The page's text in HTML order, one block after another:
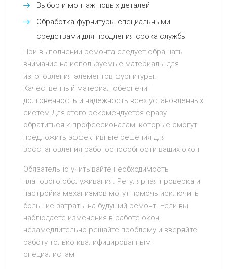
Выбор и монтаж новых деталей
Обработка фурнитуры специальными
средствами для продления срока службы
При выполнении ремонта следует обращать
внимание на используемые материалы для
изготовления элементов фурнитуры.
Качественный материал обеспечит
долговечность и надежность всех установленных
систем Для этого рекомендуется сразу
обратиться к профессионалам, которые смогут
предложить эффективные решения для
восстановления работоспособности ваших окон
Обязательно учитывайте необходимость
планового обслуживания. Регулярная проверка и
настройка механизмов могут помочь исключить
большие затраты на будущий ремонт. Если вы
наблюдаете изменения в работе окон,
незамедлительно решайте проблему и вверяйте
работу только квалифицированным
специалистам